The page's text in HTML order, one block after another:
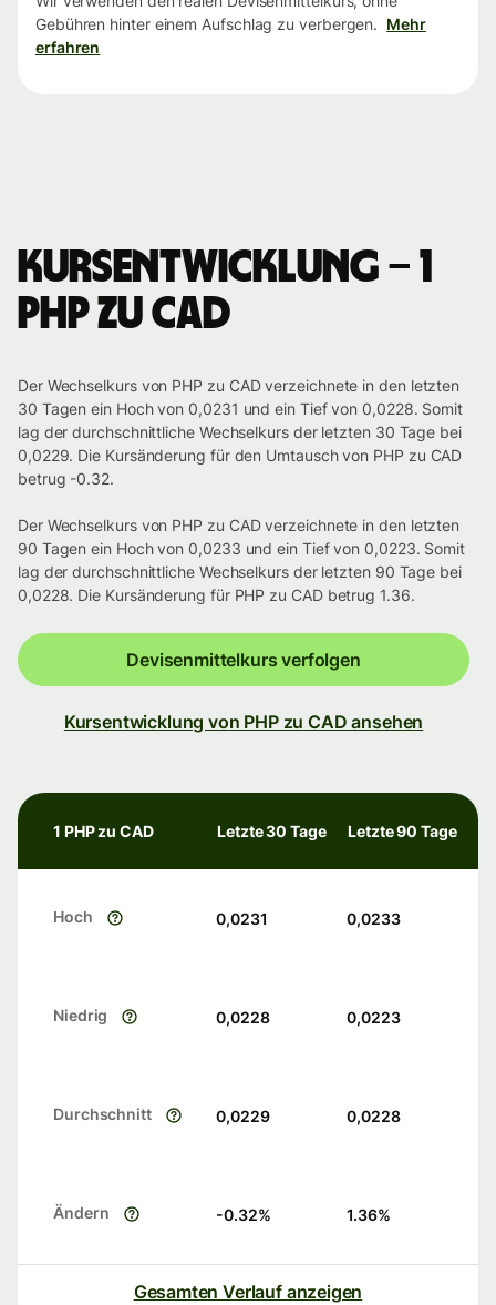
Gebühren hinter einem Aufschlag zu verbergen. Mehr
erfahren
Kursentwicklung – 1
PHP zu CAD
Der Wechselkurs von PHP zu CAD verzeichnete in den letzten
30 Tagen ein Hoch von 0,0231 und ein Tief von 0,0228. Somit
lag der durchschnittliche Wechselkurs der letzten 30 Tage bei
0,0229. Die Kursänderung für den Umtausch von PHP zu CAD
betrug -0.32.
Der Wechselkurs von PHP zu CAD verzeichnete in den letzten
90 Tagen ein Hoch von 0,0233 und ein Tief von 0,0223. Somit
lag der durchschnittliche Wechselkurs der letzten 90 Tage bei
0,0228. Die Kursänderung für PHP zu CAD betrug 1.36.
Devisenmittelkurs verfolgen
Kursentwicklung von PHP zu CAD ansehen
1 PHP zu CAD Letzte 30 Tage Letzte 90 Tage
Hoch 0,0231 0,0233
Niedrig 0,0228 0,0223
Durchschnitt 0,0229 0,0228
Ändern -0.32% 1.36%
Gesamten Verlauf anzeigen